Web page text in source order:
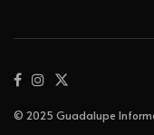
© 2025 Guadalupe